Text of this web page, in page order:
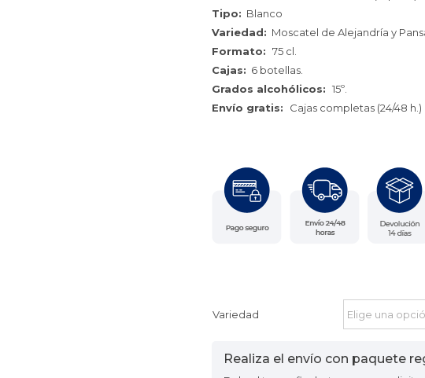
Tipo: Blanco
Variedad: Moscatel de Alejandría y
Formato: 75 cl.
Cajas: 6 botellas.
Grados alcohólicos: 15º.
Envío gratis: Cajas completas (24/48 h.)
Variedad
Realiza el envío con paquete